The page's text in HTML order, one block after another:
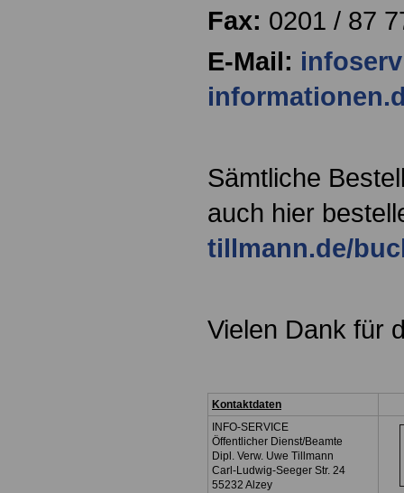
Fax: 0201 / 87
E-Mail:
Sämtliche
auch hier
tillmann.de/
Vielen Dank für
Kontaktdaten
INFO-SERVICE
Öffentlicher Dienst/Beamte
Dipl. Verw. Uwe Tillmann
Carl-Ludwig-Seeger Str. 24
55232 Alzey